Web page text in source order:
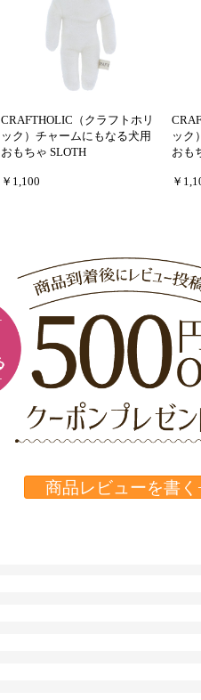
CRAFTHOLIC（クラフトホリ
ック）チャームにもなる犬用
おもちゃ SLOTH
￥1,100
ック
おも
￥
商品レビューを書く